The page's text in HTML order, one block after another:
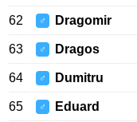
62 ♂ Dragomir
63 ♂ Dragos
64 ♂ Dumitru
65 ♂ Eduard